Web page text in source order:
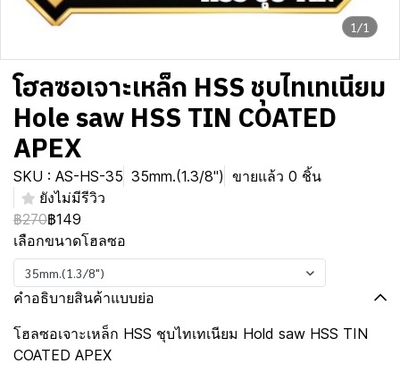
1/1
โฮลซอเจาะเหล็ก HSS ชุบไทเทเนียม
Hole saw HSS TIN COATED
APEX
SKU : AS-HS-35 35mm.(1.3/8") ขายแล้ว 0 ชิ้น
ยังไม่มีรีวิว
฿270฿149
เลือกขนาดโฮลซอ
35mm.(1.3/8")
คำอธิบายสินค้าแบบย่อ
โฮลซอเจาะเหล็ก HSS ชุบไทเทเนียม Hold saw HSS TIN
COATED APEX